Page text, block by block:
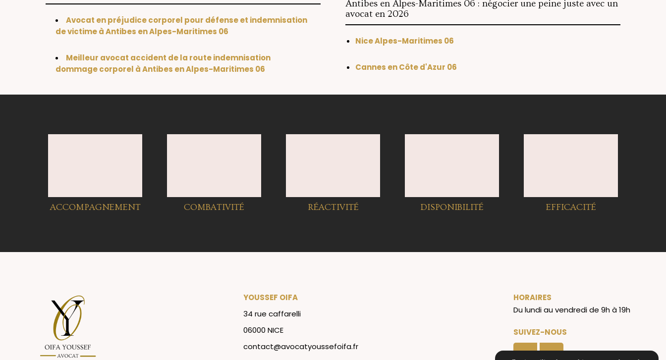
Avocat en préjudice corporel pour défense et indemnisation
de victime à Antibes en Alpes-Maritimes 06
Meilleur avocat accident de la route indemnisation
dommage corporel à Antibes en Alpes-Maritimes 06
Antibes en Alpes-Maritimes 06 : négocier une peine juste avec un
avocat en 2026
Nice Alpes-Maritimes 06
Cannes en Côte d'Azur 06
ACCOMPAGNEMENT COMBATIVITÉ RÉACTIVITÉ DISPONIBILITÉ EFFICACITÉ
YOUSSEF OIFA
34 rue caffarelli
06000 NICE
contact@avocatyoussefoifa.fr
HORAIRES
Du lundi au vendredi de 9h à 19h
SUIVEZ-NOUS